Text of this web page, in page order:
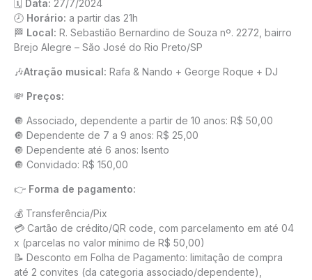
🗓️ Data: 27/7/2024
🕗 Horário: a partir das 21h
🏁 Local: R. Sebastião Bernardino de Souza nº. 2272, bairro
Brejo Alegre – São José do Rio Preto/SP
🎶Atração musical: Rafa & Nando + George Roque + DJ
💸 Preços:
🔘 Associado, dependente a partir de 10 anos: R$ 50,00
🔘 Dependente de 7 a 9 anos: R$ 25,00
🔘 Dependente até 6 anos: Isento
🔘 Convidado: R$ 150,00
👉 Forma de pagamento:
💰 Transferência/Pix
💳 Cartão de crédito/QR code, com parcelamento em até 04
x (parcelas no valor mínimo de R$ 50,00)
📝 Desconto em Folha de Pagamento: limitação de compra
até 2 convites (da categoria associado/dependente),